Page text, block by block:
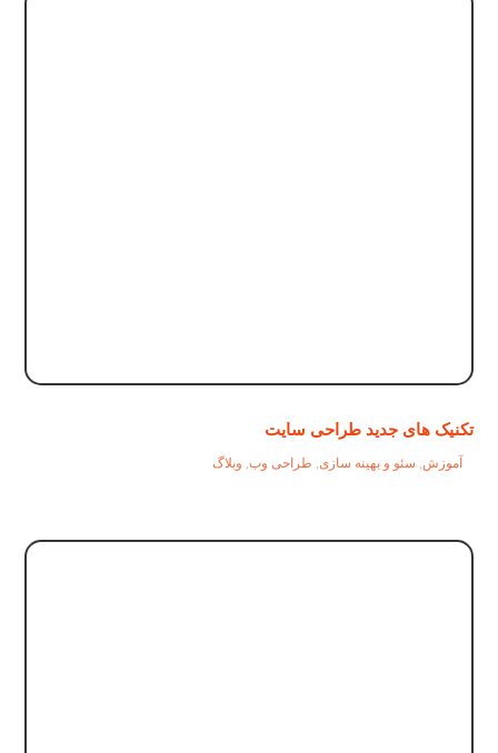
تکنیک های جدید طراحی سایت
آموزش, سئو و بهینه سازی, طراحی وب, وبلاگ